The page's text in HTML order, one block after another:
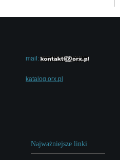
mail:
katalog.orx.pl
Najważniejsze linki